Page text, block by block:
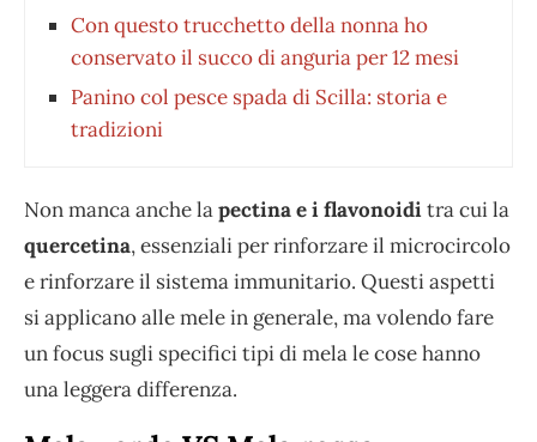
Con questo trucchetto della nonna ho
conservato il succo di anguria per 12 mesi
Panino col pesce spada di Scilla: storia e
tradizioni
Non manca anche lapectina e i flavonoiditra cui la
quercetina, essenziali per rinforzare il microcircolo
e rinforzare il sistema immunitario. Questi aspetti
si applicano alle mele in generale, ma volendo fare
un focus sugli specifici tipi di mela le cose hanno
una leggera differenza.